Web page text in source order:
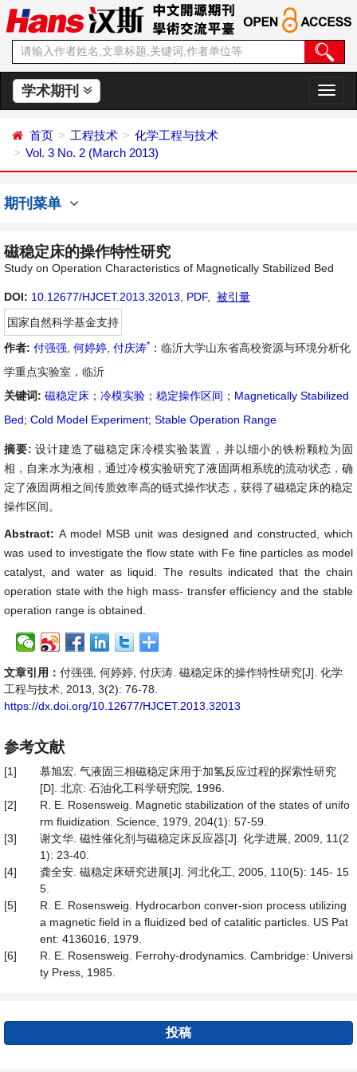
学术期刊
切
换
首页 工程技术
化学工程与技术
Vol. 3 No. 2 (March 2013)
期刊菜单
磁稳定床的操作特性研究
Study on Operation Characteristics of Magnetically Stabilized Bed
DOI: 10.12677/HJCET.2013.32013 PDF,
被引量
国家自然科学基金支持
作者: 付强强 何婷婷 付庆涛* ：临沂大学山东省高校资源与环境分析化
学重点实验室，临沂
关键词: 磁稳定床 ； 冷模实验 ； 稳定操作区间 ； Magnetically Stabilized
Bed; Cold Model Experiment; Stable Operation Range
摘要:设计建造了磁稳定床冷模实验装置，并以细小的铁粉颗粒为固
相，自来水为液相，通过冷模实验研究了液固两相系统的流动状态，确
定了液固两相之间传质效率高的链式操作状态，获得了磁稳定床的稳定
操作区间。
Abstract: A model MSB unit was designed and constructed, which
was used to investigate the flow state with Fe fine particles as model
catalyst, and water as liquid. The results indicated that the chain
operation state with the high mass- transfer efficiency and the stable
operation range is obtained.
文章引用： 付强强, 何婷婷, 付庆涛. 磁稳定床的操作特性研究[J]. 化学
工程与技术, 2013, 3(2): 76-78.
https://dx.doi.org/10.12677/HJCET.2013.32013
参考文献
[1]
慕旭宏. 气液固三相磁稳定床用于加氢反应过程的探索性研究
[D]. 北京: 石油化工科学研究院, 1996.
[2]
R. E. Rosensweig. Magnetic stabilization of the states of unifo
rm fluidization. Science, 1979, 204(1): 57-59.
[3]
谢文华. 磁性催化剂与磁稳定床反应器[J]. 化学进展, 2009, 11(2
1): 23-40.
[4]
龚全安. 磁稳定床研究进展[J]. 河北化工, 2005, 110(5): 145- 15
5.
[5]
R. E. Rosensweig. Hydrocarbon conver-sion process utilizing
a magnetic field in a fluidized bed of catalitic particles. US Pat
ent: 4136016, 1979.
[6]
R. E. Rosensweig. Ferrohy-drodynamics. Cambridge: Universi
ty Press, 1985.
投稿